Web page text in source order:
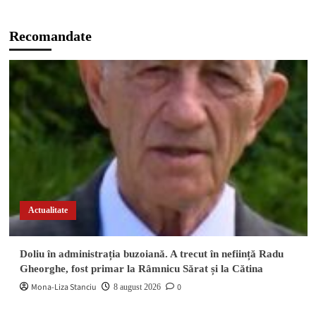
Recomandate
Actualitate
Doliu în administrația buzoiană. A trecut în neființă Radu
Gheorghe, fost primar la Râmnicu Sărat și la Cătina
Mona-Liza Stanciu 8 august 2026 0